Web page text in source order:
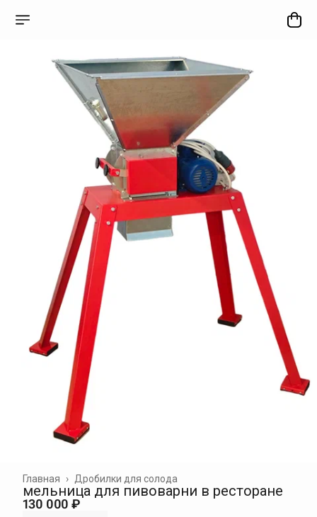
Дробилки для солода
Главная ›
мельница для пивоварни в ресторане
130 000 ₽